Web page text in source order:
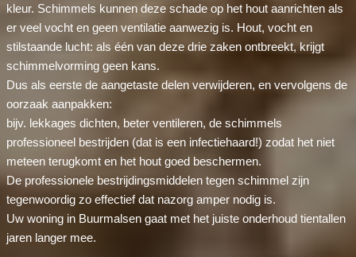
kleur. Schimmels kunnen deze schade op het hout aanrichten als
er veel vocht en geen ventilatie aanwezig is. Hout, vocht en
stilstaande lucht: als één van deze drie zaken ontbreekt, krijgt
schimmelvorming geen kans.
Dus als eerste de aangetaste delen verwijderen, en vervolgens de
oorzaak aanpakken:
bijv. lekkages dichten, beter ventileren, de schimmels
professioneel bestrijden (dat is een infectiehaard!) zodat het niet
meteen terugkomt en het hout goed beschermen.
De professionele bestrijdingsmiddelen tegen schimmel zijn
tegenwoordig zo effectief dat nazorg amper nodig is.
Uw woning in Buurmalsen gaat met het juiste onderhoud tientallen
jaren langer mee.